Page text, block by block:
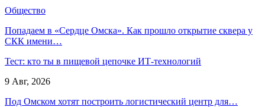
Общество
Попадаем в «Сердце Омска». Как прошло открытие сквера у
СКК имени…
Тест: кто ты в пищевой цепочке ИТ-технологий
9 Авг, 2026
Под Омском хотят построить логистический центр для…